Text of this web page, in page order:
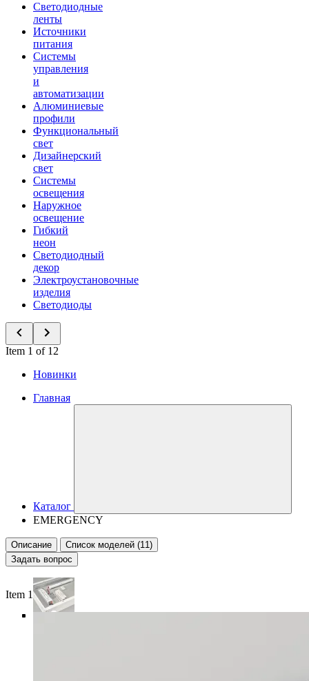
Светодиодные
ленты
Источники
питания
Системы
управления
и
автоматизации
Алюминиевые
профили
Функциональный
свет
Дизайнерский
свет
Системы
освещения
Наружное
освещение
Гибкий
неон
Светодиодный
декор
Электроустановочные
изделия
Светодиоды
Item 1 of 12
Новинки
Главная
Каталог
EMERGENCY
Описание
Список моделей (11)
Задать вопрос
Item 1 of 6